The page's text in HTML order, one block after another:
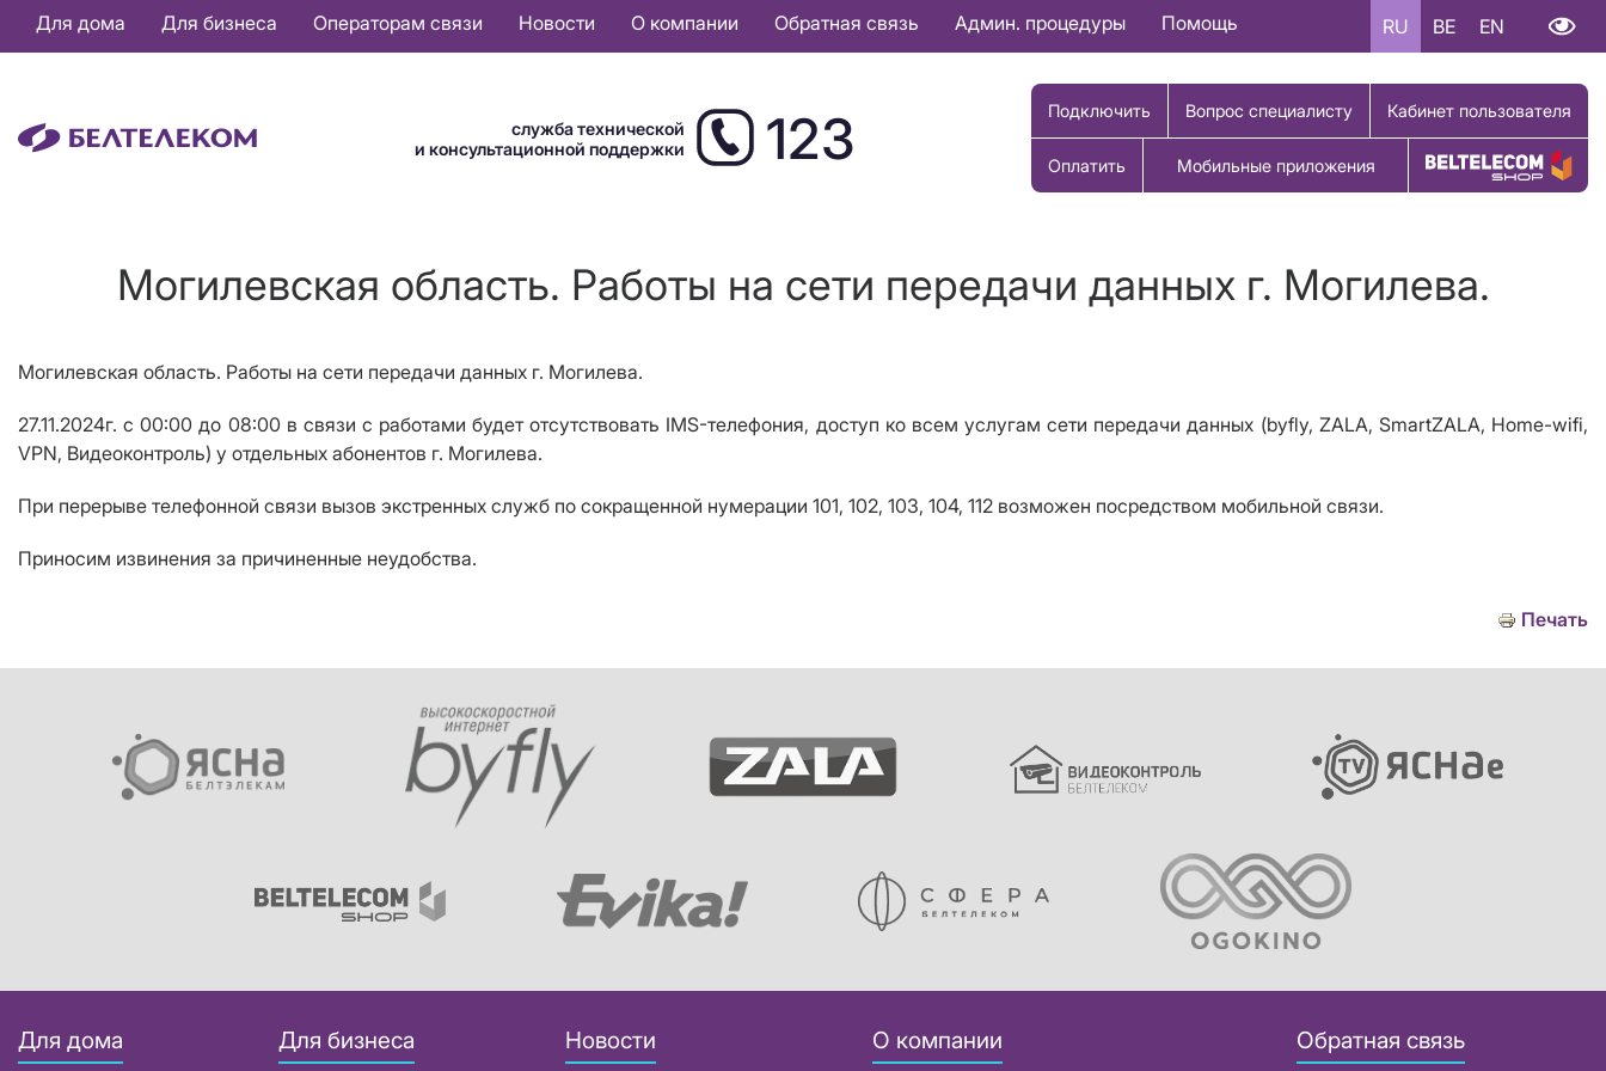
Основная
навигация
Для дома Для бизнеса Операторам связи Новости О компании Обратная связь Админ. процедуры Помощь RU BE EN
служба технической
и консультационной поддержки
123 Подключить Вопрос специалисту Кабинет пользователя
Оплатить Мобильные приложения Купить товар
Могилевская область. Работы на сети передачи данных г. Могилева.
Могилевская область. Работы на сети передачи данных г. Могилева.
27.11.2024г. с 00:00 до 08:00 в связи с работами будет отсутствовать IMS-телефония, доступ ко всем услугам сети передачи данных (byfly, ZALA, SmartZALA, Home-wifi,
VPN, Видеоконтроль) у отдельных абонентов г. Могилева.
При перерыве телефонной связи вызов экстренных служб по сокращенной нумерации 101, 102, 103, 104, 112 возможен посредством мобильной связи.
Приносим извинения за причиненные неудобства.
Печать
Для дома Для бизнеса Новости О компании Обратная связь